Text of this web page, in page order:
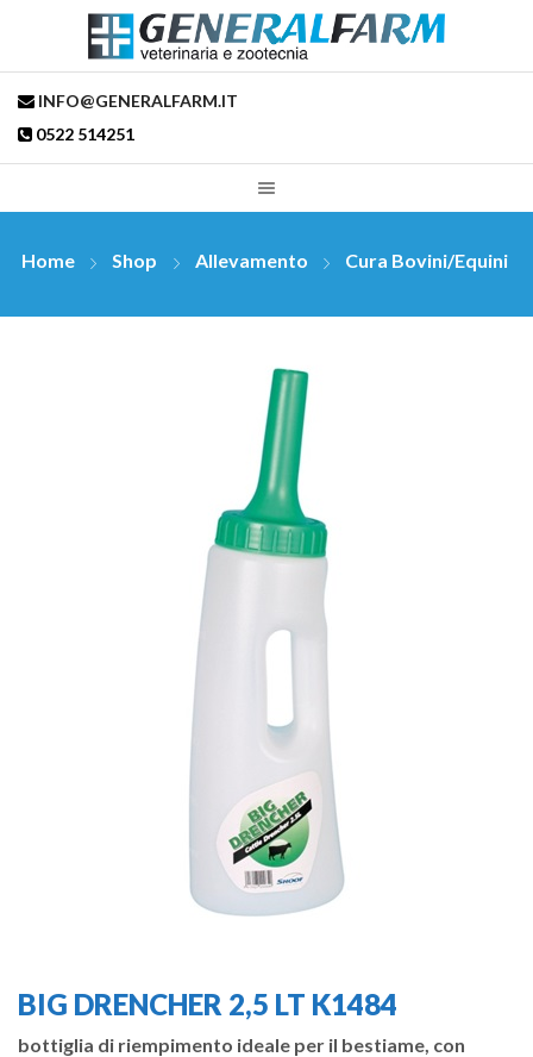
INFO@GENERALFARM.IT
0522 514251
Home Shop Allevamento Cura Bovini/Equini
BIG DRENCHER 2,5 LT K1484
bottiglia di riempimento ideale per il bestiame, con